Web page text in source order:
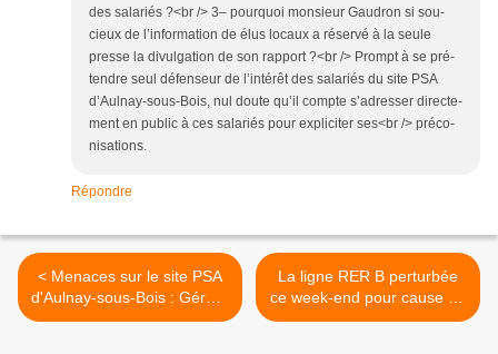
des sala­riés ?<br /> 3– pour­quoi mon­sieur Gau­dron si sou­
cieux de l’information de élus locaux a réservé à la seule
presse la divul­ga­tion de son rap­port ?<br /> Prompt à se pré­
tendre seul défen­seur de l’intérêt des sala­riés du site PSA
d’Aulnay-sous-Bois, nul doute qu’il compte s’adresser direc­te­
ment en public à ces sala­riés pour expli­ci­ter ses<br /> pré­co­
ni­sa­tions.
Répondre
< Menaces sur le site PSA
d'Aulnay-sous-Bois : Gérard
Ségura et Daniel Goldberg
La ligne RER B perturbée
ce week-end pour cause de
travaux >